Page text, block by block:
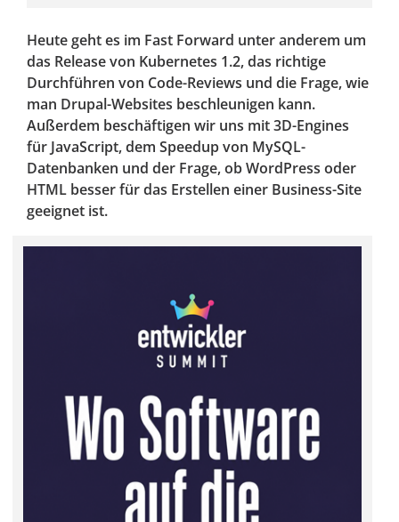
Heute geht es im Fast Forward unter anderem um
das Release von Kubernetes 1.2, das richtige
Durchführen von Code-Reviews und die Frage, wie
man Drupal-Websites beschleunigen kann.
Außerdem beschäftigen wir uns mit 3D-Engines
für JavaScript, dem Speedup von MySQL-
Datenbanken und der Frage, ob WordPress oder
HTML besser für das Erstellen einer Business-Site
geeignet ist.